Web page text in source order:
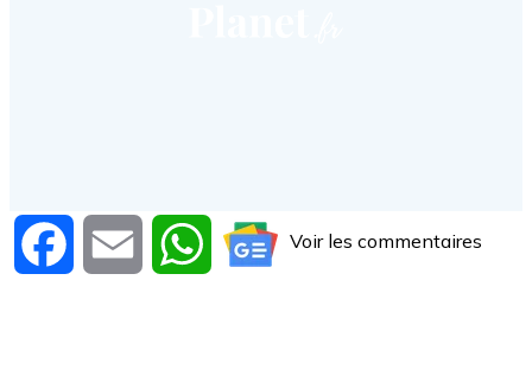
Facebook Email WhatsAppVoir les commentaires